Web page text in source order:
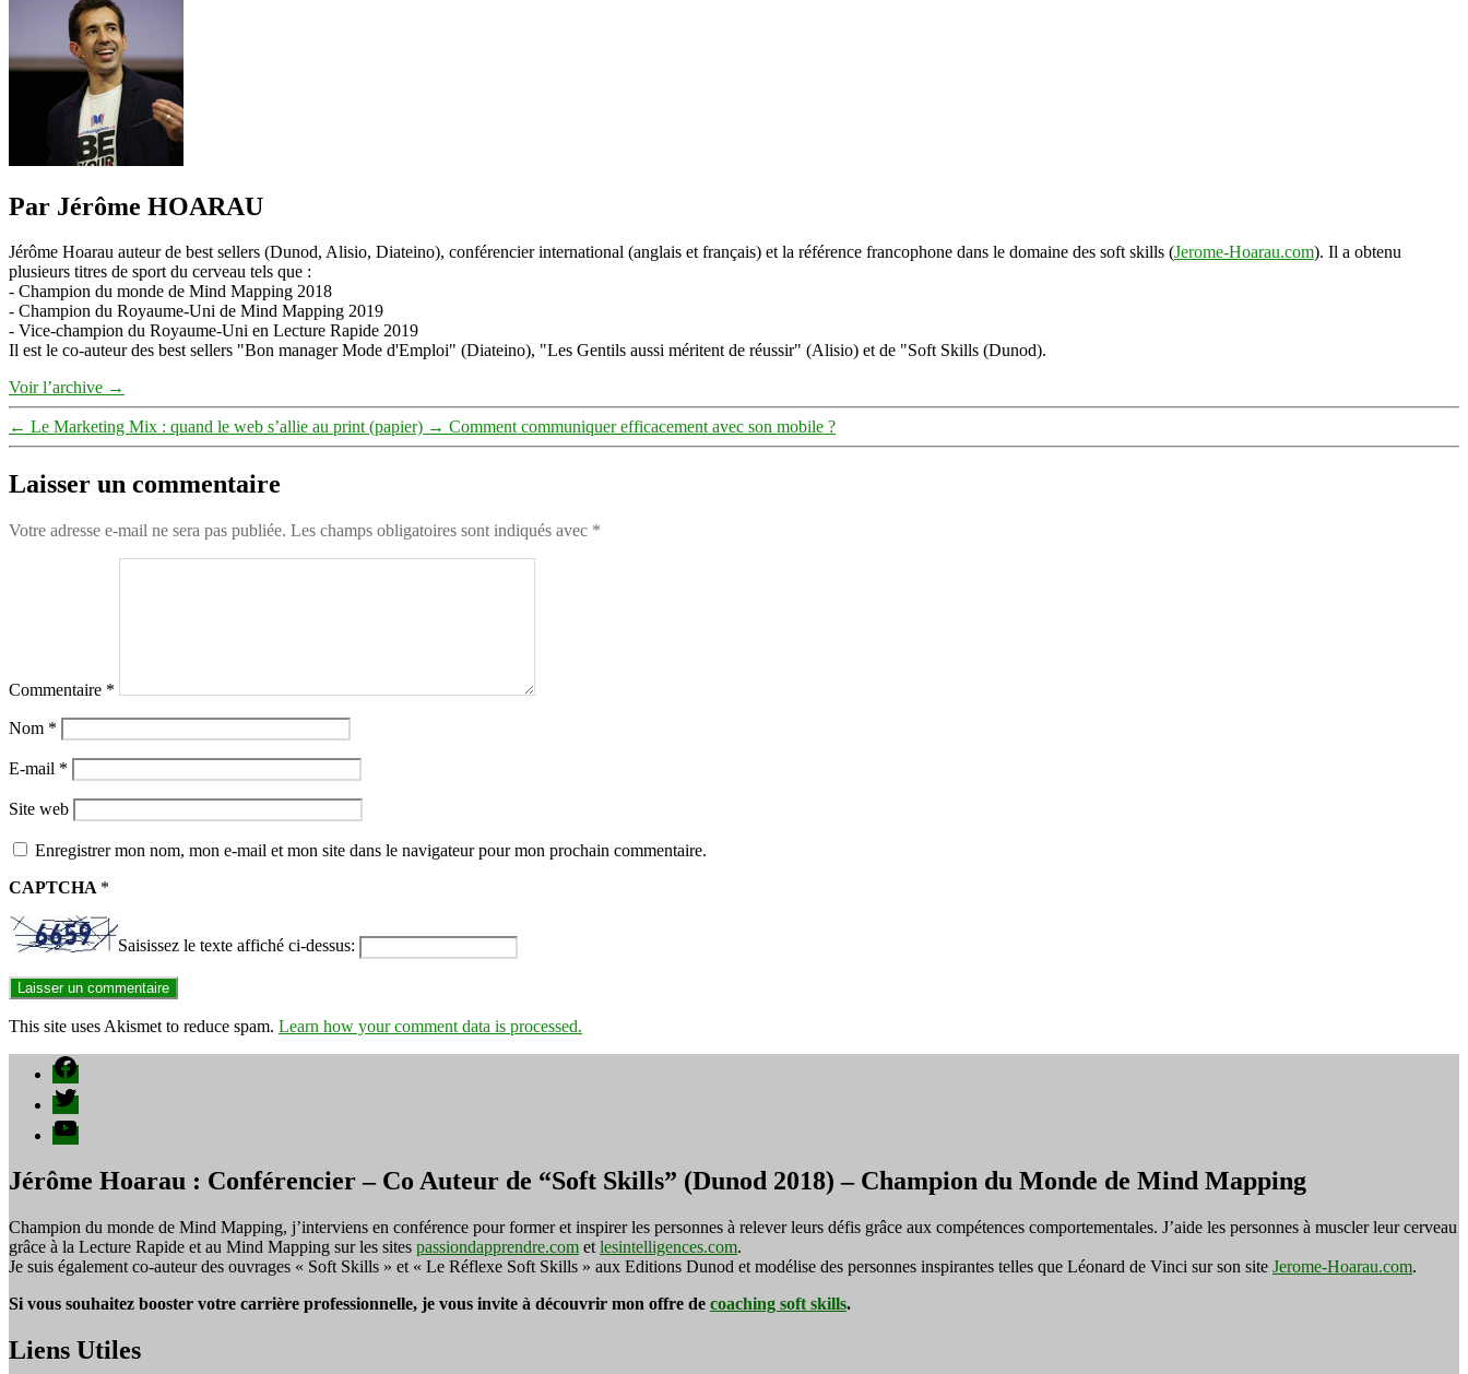
Par Jérôme HOARAU
Jérôme Hoarau auteur de best sellers (Dunod, Alisio, Diateino), conférencier international (anglais et français) et la référence francophone dans le domaine des soft skills (Jerome-Hoarau.com). Il a obtenu
plusieurs titres de sport du cerveau tels que :
- Champion du monde de Mind Mapping 2018
- Champion du Royaume-Uni de Mind Mapping 2019
- Vice-champion du Royaume-Uni en Lecture Rapide 2019
Il est le co-auteur des best sellers "Bon manager Mode d'Emploi" (Diateino), "Les Gentils aussi méritent de réussir" (Alisio) et de "Soft Skills (Dunod).
Voir l’archive →
← Le Marketing Mix : quand le web s’allie au print (papier) → Comment communiquer efficacement avec son mobile ?
Laisser un commentaire
Votre adresse e-mail ne sera pas publiée. Les champs obligatoires sont indiqués avec *
Commentaire *
Nom *
E-mail *
Site web
Enregistrer mon nom, mon e-mail et mon site dans le navigateur pour mon prochain commentaire.
CAPTCHA *
Saisissez le texte affiché ci-dessus:
This site uses Akismet to reduce spam. Learn how your comment data is processed.
Facebook
Twitter
YouTube
Jérôme Hoarau : Conférencier – Co Auteur de “Soft Skills” (Dunod 2018) – Champion du Monde de Mind Mapping
Champion du monde de Mind Mapping, j’interviens en conférence pour former et inspirer les personnes à relever leurs défis grâce aux compétences comportementales. J’aide les personnes à muscler leur cerveau
grâce à la Lecture Rapide et au Mind Mapping sur les sites passiondapprendre.com et lesintelligences.com.
Je suis également co-auteur des ouvrages « Soft Skills » et « Le Réflexe Soft Skills » aux Editions Dunod et modélise des personnes inspirantes telles que Léonard de Vinci sur son site Jerome-Hoarau.com.
Si vous souhaitez booster votre carrière professionnelle, je vous invite à découvrir mon offre de coaching soft skills.
Liens Utiles